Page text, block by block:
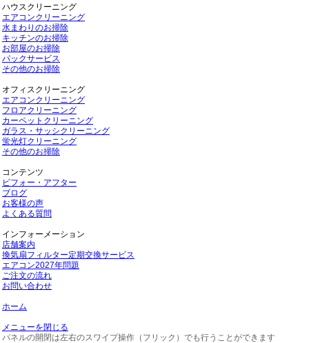
ハウスクリーニング
エアコンクリーニング
水まわりのお掃除
キッチンのお掃除
お部屋のお掃除
パックサービス
その他のお掃除
オフィスクリーニング
エアコンクリーニング
フロアクリーニング
カーペットクリーニング
ガラス・サッシクリーニング
蛍光灯クリーニング
その他のお掃除
コンテンツ
ビフォー・アフター
ブログ
お客様の声
よくある質問
インフォーメーション
店舗案内
換気扇フィルター定期交換サービス
エアコン2027年問題
ご注文の流れ
お問い合わせ
ホーム
メニューを閉じる
パネルの開閉は左右のスワイプ操作（フリック）でも行うことができます